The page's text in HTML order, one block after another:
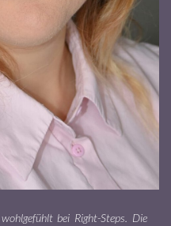
bei Right-Steps. Die